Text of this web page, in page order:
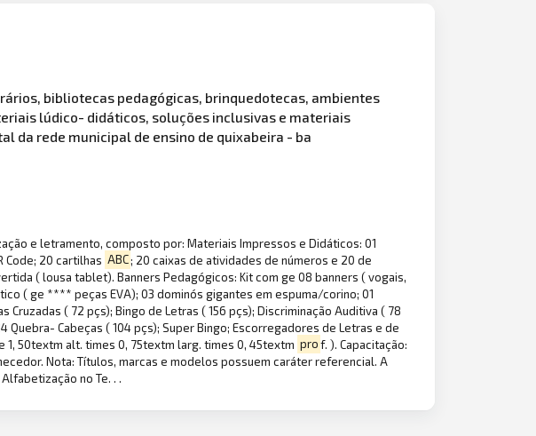
bibliotecas pedagógicas, brinquedotecas, ambientes
lúdico- didáticos, soluções inclusivas e materiais
da rede municipal de ensino de quixabeira - ba
e letramento, composto por: Materiais Impressos e Didáticos: 01
20 cartilhas ABC; 20 caixas de atividades de números e 20 de
( lousa tablet). Banners Pedagógicos: Kit com ge 08 banners ( vogais,
( ge **** peças EVA); 03 dominós gigantes em espuma/corino; 01
Cruzadas ( 72 pçs); Bingo de Letras ( 156 pçs); Discriminação Auditiva ( 78
Cabeças ( 104 pçs); Super Bingo; Escorregadores de Letras e de
50textm alt. times 0, 75textm larg. times 0, 45textm prof. ). Capacitação:
Nota: Títulos, marcas e modelos possuem caráter referencial. A
no Te. . .